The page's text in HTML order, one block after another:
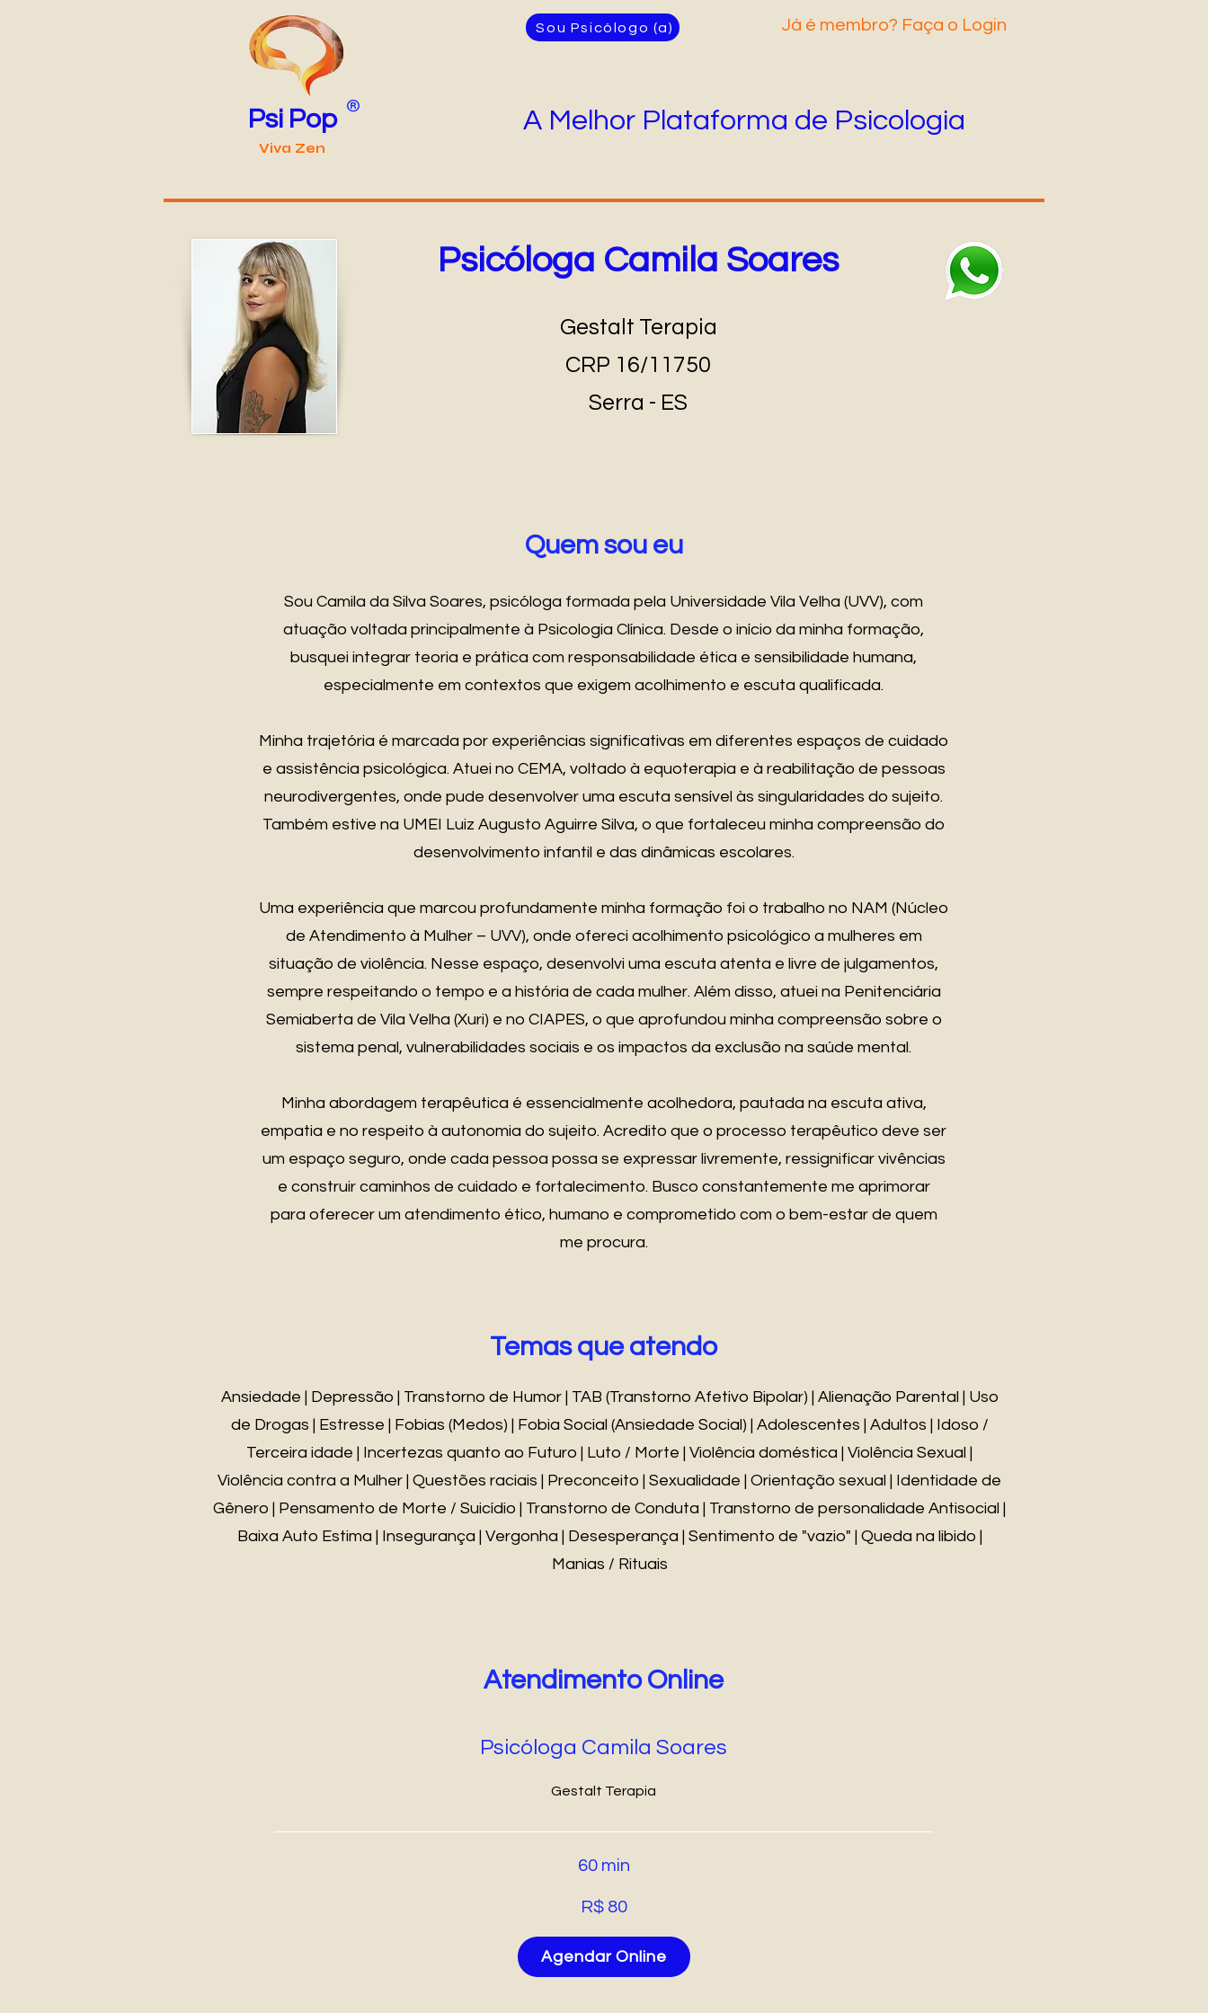
Psi Pop ®
Viva Zen
Sou Psicólogo (a) Já é membro? Faça o Login
A Melhor Plataforma de Psicologia
Psicóloga Camila Soares
CRP 16/11750
Serra - ES
Gestalt Terapia
Quem sou eu
Sou Camila da Silva Soares, psicóloga formada pela Universidade Vila Velha (UVV), com
atuação voltada principalmente à Psicologia Clínica. Desde o início da minha formação,
busquei integrar teoria e prática com responsabilidade ética e sensibilidade humana,
especialmente em contextos que exigem acolhimento e escuta qualificada.
Minha trajetória é marcada por experiências significativas em diferentes espaços de cuidado
e assistência psicológica. Atuei no CEMA, voltado à equoterapia e à reabilitação de pessoas
neurodivergentes, onde pude desenvolver uma escuta sensível às singularidades do sujeito.
Também estive na UMEI Luiz Augusto Aguirre Silva, o que fortaleceu minha compreensão do
desenvolvimento infantil e das dinâmicas escolares.
Uma experiência que marcou profundamente minha formação foi o trabalho no NAM (Núcleo
de Atendimento à Mulher – UVV), onde ofereci acolhimento psicológico a mulheres em
situação de violência. Nesse espaço, desenvolvi uma escuta atenta e livre de julgamentos,
sempre respeitando o tempo e a história de cada mulher. Além disso, atuei na Penitenciária
Semiaberta de Vila Velha (Xuri) e no CIAPES, o que aprofundou minha compreensão sobre o
sistema penal, vulnerabilidades sociais e os impactos da exclusão na saúde mental.
Minha abordagem terapêutica é essencialmente acolhedora, pautada na escuta ativa,
empatia e no respeito à autonomia do sujeito. Acredito que o processo terapêutico deve ser
um espaço seguro, onde cada pessoa possa se expressar livremente, ressignificar vivências
e construir caminhos de cuidado e fortalecimento. Busco constantemente me aprimorar
para oferecer um atendimento ético, humano e comprometido com o bem-estar de quem
me procura.
Temas que atendo
Ansiedade | Depressão | Transtorno de Humor | TAB (Transtorno Afetivo Bipolar) | Alienação Parental | Uso
de Drogas | Estresse | Fobias (Medos) | Fobia Social (Ansiedade Social) | Adolescentes | Adultos | Idoso /
Terceira idade | Incertezas quanto ao Futuro | Luto / Morte | Violência doméstica | Violência Sexual |
Violência contra a Mulher | Questões raciais | Preconceito | Sexualidade | Orientação sexual | Identidade de
Gênero | Pensamento de Morte / Suicídio | Transtorno de Conduta | Transtorno de personalidade Antisocial |
Baixa Auto Estima | Insegurança | Vergonha | Desesperança | Sentimento de "vazio" | Queda na libido |
Manias / Rituais
Atendimento Online
Psicóloga Camila Soares
Gestalt Terapia
60 min
R$ 80
Agendar Online